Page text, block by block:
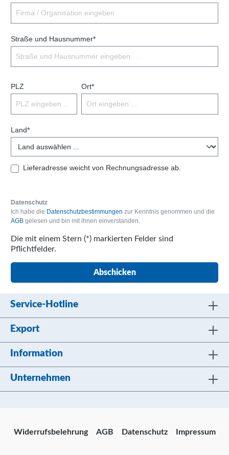
Straße und Hausnummer*
PLZ Ort*
Land*
Lieferadresse weicht von Rechnungsadresse ab.
Datenschutz
Ich habe die Datenschutzbestimmungen zur Kenntnis genommen und die
AGB gelesen und bin mit ihnen einverstanden.
Die mit einem Stern (*) markierten Felder sind
Pflichtfelder.
Abschicken
Service-Hotline
Export
Information
Unternehmen
Widerrufsbelehrung AGB Datenschutz Impressum